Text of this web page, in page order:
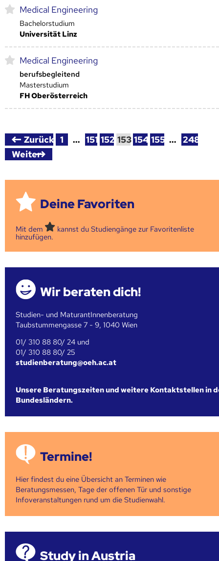
Medical Engineering
Bachelorstudium
Universität Linz
Medical Engineering
berufsbegleitend
Masterstudium
FH Oberösterreich
Zurück 1 … 151 152 153 154 155 …
248
Weiter
Deine Favoriten
Mit dem
kannst du Studiengänge zur Favoritenliste
hinzufügen.
Wir beraten dich!
Studien- und MaturantInnenberatung
Taubstummengasse 7 - 9, 1040 Wien
01/ 310 88 80/ 24 und
01/ 310 88 80/ 25
studienberatung@oeh.ac.at
Unsere Beratungszeiten und weitere Kontaktstellen in
Bundesländern.
Termine!
Hier findest du eine Übersicht an Terminen wie
Beratungsmessen, Tage der offenen Tür und sonstige
Infoveranstaltungen rund um die Studienwahl.
Study in Austria